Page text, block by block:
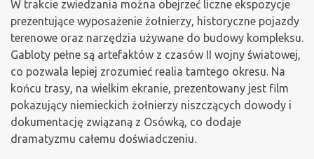
W trakcie zwiedzania można obejrzeć liczne ekspozycje
prezentujące wyposażenie żołnierzy, historyczne pojazdy
terenowe oraz narzędzia używane do budowy kompleksu.
Gabloty pełne są artefaktów z czasów II wojny światowej,
co pozwala lepiej zrozumieć realia tamtego okresu. Na
końcu trasy, na wielkim ekranie, prezentowany jest film
pokazujący niemieckich żołnierzy niszczących dowody i
dokumentację związaną z Osówką, co dodaje
dramatyzmu całemu doświadczeniu.